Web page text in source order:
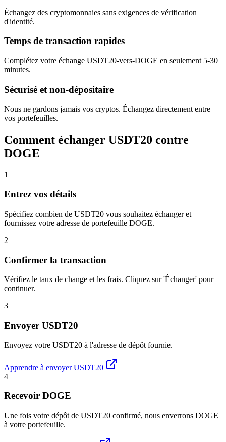
Échangez des cryptomonnaies sans exigences de vérification
d'identité.
Temps de transaction rapides
Complétez votre échange USDT20-vers-DOGE en seulement 5-30
minutes.
Sécurisé et non-dépositaire
Nous ne gardons jamais vos cryptos. Échangez directement entre
vos portefeuilles.
Comment échanger USDT20 contre
DOGE
1
Entrez vos détails
Spécifiez combien de USDT20 vous souhaitez échanger et
fournissez votre adresse de portefeuille DOGE.
2
Confirmer la transaction
Vérifiez le taux de change et les frais. Cliquez sur 'Échanger' pour
continuer.
3
Envoyer USDT20
Envoyez votre USDT20 à l'adresse de dépôt fournie.
Apprendre à envoyer USDT20
4
Recevoir DOGE
Une fois votre dépôt de USDT20 confirmé, nous enverrons DOGE
à votre portefeuille.